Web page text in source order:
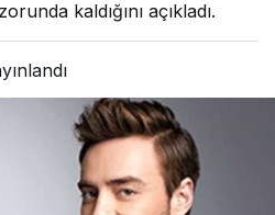
kaldığını açıkladı.